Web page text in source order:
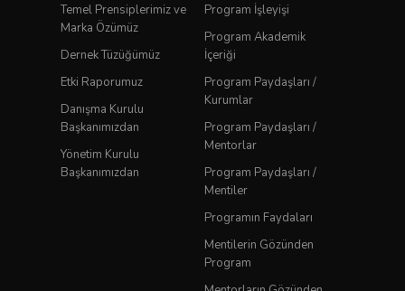
Temel Prensiplerimiz ve
Marka Özümüz
Dernek Tüzüğümüz
Etki Raporumuz
Danışma Kurulu
Başkanımızdan
Yönetim Kurulu
Başkanımızdan
Program İşleyişi
Program Akademik
İçeriği
Program Paydaşları /
Kurumlar
Program Paydaşları /
Mentorlar
Program Paydaşları /
Mentiler
Programın Faydaları
Mentilerin Gözünden
Program